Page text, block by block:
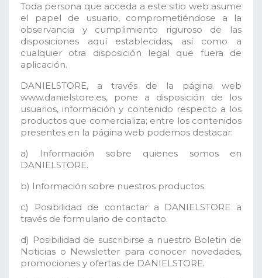
Toda persona que acceda a este sitio web asume
el papel de usuario, comprometiéndose a la
observancia y cumplimiento riguroso de las
disposiciones aquí establecidas, así como a
cualquier otra disposición legal que fuera de
aplicación.
DANIELSTORE, a través de la página web
www.danielstore.es, pone a disposición de los
usuarios, información y contenido respecto a los
productos que comercializa; entre los contenidos
presentes en la página web podemos destacar:
a) Información sobre quienes somos en
DANIELSTORE.
b) Información sobre nuestros productos.
c) Posibilidad de contactar a DANIELSTORE a
través de formulario de contacto.
d) Posibilidad de suscribirse a nuestro Boletin de
Noticias o Newsletter para conocer novedades,
promociones y ofertas de DANIELSTORE.